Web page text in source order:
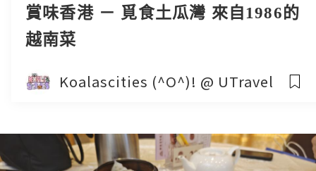
賞味香港 － 覓食土瓜灣 來自1986的
越南菜
Koalascities (^O^)! @ UTravel